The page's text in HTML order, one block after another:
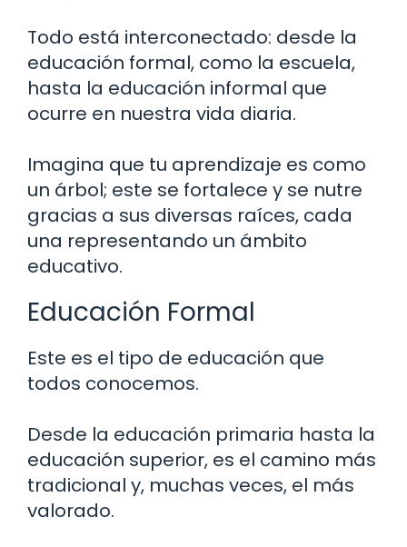
Todo está interconectado: desde la
educación formal, como la escuela,
hasta la educación informal que
ocurre en nuestra vida diaria.
Imagina que tu aprendizaje es como
un árbol; este se fortalece y se nutre
gracias a sus diversas raíces, cada
una representando un ámbito
educativo.
Educación Formal
Este es el tipo de educación que
todos conocemos.
Desde la educación primaria hasta la
educación superior, es el camino más
tradicional y, muchas veces, el más
valorado.